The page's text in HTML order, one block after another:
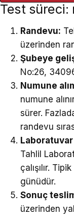
Test süreci:
Randevu:
üzerinden
Şubeye
No:26,
Numune
numune
sürer.
randevu
Laboratuvar
Tahlil
çalışılır.
günüdür.
Sonuç
üzerinden